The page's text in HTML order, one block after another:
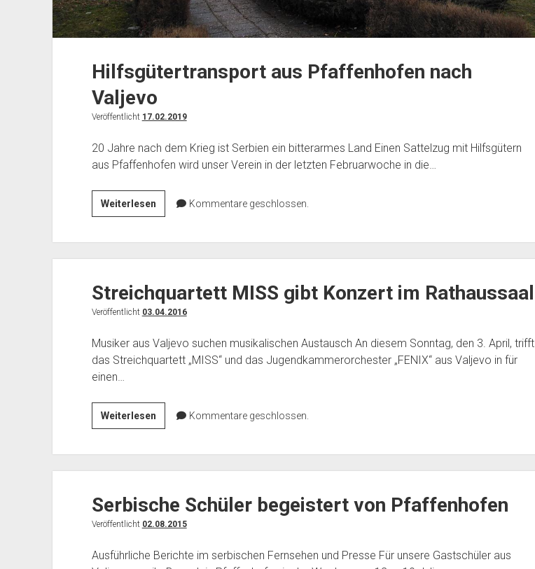
Hilfsgütertransport aus Pfaffenhofen nach
Valjevo
Veröffentlicht 17.02.2019
20 Jahre nach dem Krieg ist Serbien ein bitterarmes Land Einen Sattelzug mit Hilfsgütern
aus Pfaffenhofen wird unser Verein in der letzten Februarwoche in die…
WeiterlesenHilfsgütertransport
aus
Kommentare geschlossen.
Streichquartett MISS gibt Konzert im Rathaussaal
Veröffentlicht 03.04.2016
Musiker aus Valjevo suchen musikalischen Austausch An diesem Sonntag, den 3. April, trifft
das Streichquartett „MISS“ und das Jugendkammerorchester „FENIX“ aus Valjevo in für
einen…
WeiterlesenStreichquartett
MISS
Rathaussaal
Kommentare geschlossen.
Serbische Schüler begeistert von Pfaffenhofen
Veröffentlicht 02.08.2015
Ausführliche Berichte im serbischen Fernsehen und Presse Für unsere Gastschüler aus